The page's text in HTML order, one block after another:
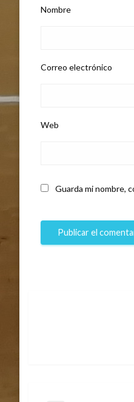
Nombre
Correo electrónico
Web
Guarda mi nombre,